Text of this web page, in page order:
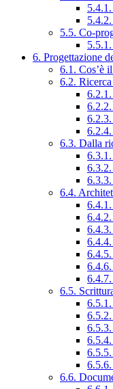
5.5. Co-
6. Progettazione
6.1. Cos’è
6.2.
6.3. Dalla
6.4.
6.5.
6.6.